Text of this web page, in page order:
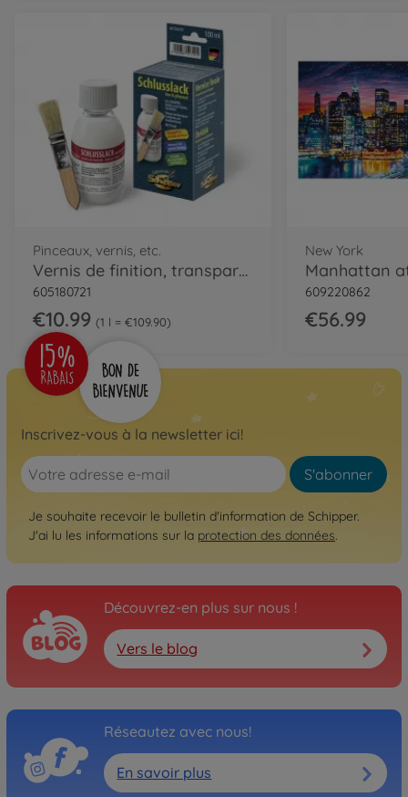
Pinceaux, vernis, etc.
Vernis de finition, transparent & brillant
605180721
€10.99 1 l = €109.90
New York
609220862
€56.99
Inscrivez-vous à la newsletter ici!
S'abonner
Je souhaite recevoir le bulletin d'information de Schipper.
J'ai lu les informations sur la protection des données.
Découvrez-en plus sur nous !
Vers le blog
Réseautez avec nous!
En savoir plus